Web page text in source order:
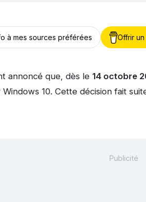
à mes sources préférées Offrir
annoncé que, dès le 14 octobre
10. Cette décision fait